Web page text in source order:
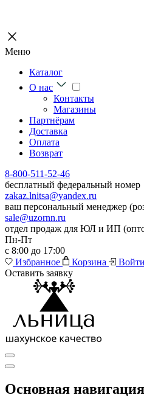
Меню
Каталог
О нас
Контакты
Магазины
Партнёрам
Доставка
Оплата
Возврат
8-800-511-52-46
бесплатный федеральный номер
zakaz.lnitsa@yandex.ru
ваш персональный менеджер
sale@uzornn.ru
отдел продаж для ЮЛ и ИП
Пн-Пт
с 8:00 до 17:00
Избранное
Корзина
Войти
Оставить заявку
Основная навигация